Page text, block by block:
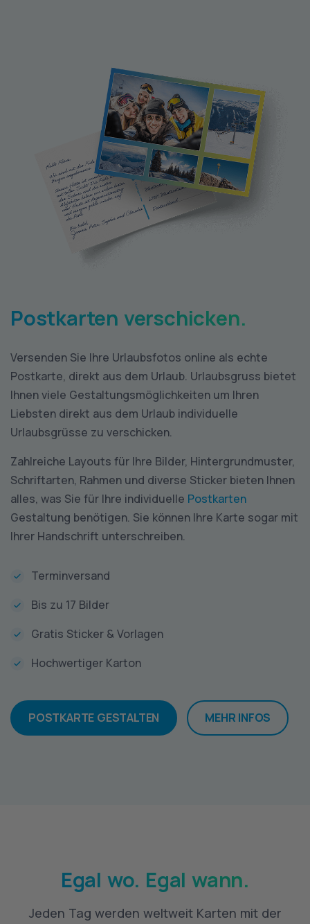
Postkarten verschicken.
Versenden Sie Ihre Urlaubsfotos online als echte
Postkarte, direkt aus dem Urlaub. Urlaubsgruss bietet
Ihnen viele Gestaltungsmöglichkeiten um Ihren
Liebsten direkt aus dem Urlaub individuelle
Urlaubsgrüsse zu verschicken.
Zahlreiche Layouts für Ihre Bilder, Hintergrundmuster,
Schriftarten, Rahmen und diverse Sticker bieten Ihnen
alles, was Sie für Ihre individuelle Postkarten
Gestaltung benötigen. Sie können Ihre Karte sogar mit
Ihrer Handschrift unterschreiben.
Terminversand
Bis zu 17 Bilder
Gratis Sticker & Vorlagen
Hochwertiger Karton
POSTKARTE GESTALTEN MEHR INFOS
Egal wo. Egal wann.
Jeden Tag werden weltweit Karten mit der